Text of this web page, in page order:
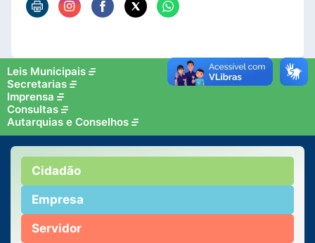
Leis Municipais
Secretarias
Imprensa
Consultas
Autarquias e Conselhos
Cidadão
Empresa
Servidor